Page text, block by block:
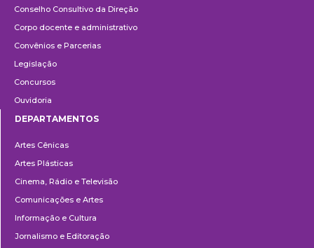
Conselho Consultivo da Direção
Corpo docente e administrativo
Convênios e Parcerias
Legislação
Concursos
Ouvidoria
DEPARTAMENTOS
Artes Cênicas
Artes Plásticas
Cinema, Rádio e Televisão
Comunicações e Artes
Informação e Cultura
Jornalismo e Editoração